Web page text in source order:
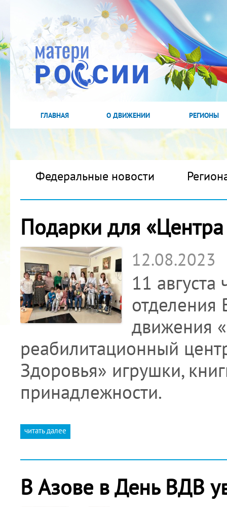
ГЛАВНАЯ О ДВИЖЕНИИ РЕГИОНЫ
Федеральные новости
Подарки для
12.08.2023
11
отделения
движения
реабилитационный
Здоровья» игрушки,
принадлежности.
читать далее
В Азове в День ВДВ